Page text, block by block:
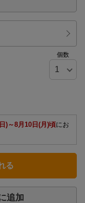
個数
)～8月10日(月)頃にお
る
追加